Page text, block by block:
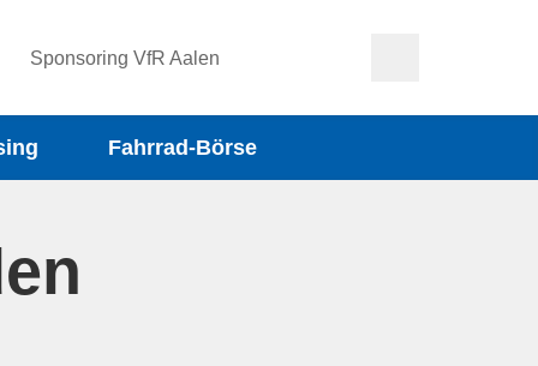
Sponsoring VfR Aalen
Fahrrad-Börse